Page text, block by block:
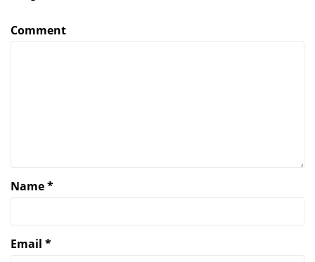
Comment
Name*
Email *